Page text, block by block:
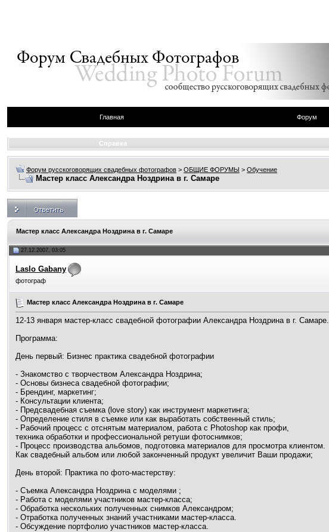
Главная Форум
Справка
Форум русскоговорящих свадебных фотографов > ОБЩИЕ ФОРУМЫ > Обучение
Мастер класс Александра Ноздрина в г. Самаре
Мастер класс Александра Ноздрина в г. Самаре
27.12.2007, 03:05
Laslo Gabany
фотограф
Мастер класс Александра Ноздрина в г. Самаре
12-13 января мастер-класс свадебной фотографии Александра Ноздрина в г. Самаре.
Программа:
День первый: Бизнес практика свадебной фотографии
- Знакомство с творчеством Александра Ноздрина;
- Основы бизнеса свадебной фотографии;
- Брендинг, маркетинг;
- Консультации клиента;
- Предсвадебная съемка (love story) как инструмент маркетинга;
- Определение стиля в съемке или как выработать собственный стиль;
- Рабочий процесс с отснятым материалом, работа с Photoshop как профи,
техника обработки и профессиональной ретуши фотоснимков;
- Процесс производства альбомов, подготовка материалов для просмотра клиентом.
Как свадебный альбом или любой законченный продукт увеличит Ваши продажи;
День второй: Практика по фото-мастерству:
- Съемка Александра Ноздрина с моделями ;
- Работа с моделями участников мастер-класса;
- Обработка нескольких полученных снимков Александром;
- Отработка полученных знаний участниками мастер-класса.
- Обсуждение портфолио участников мастер-класса.